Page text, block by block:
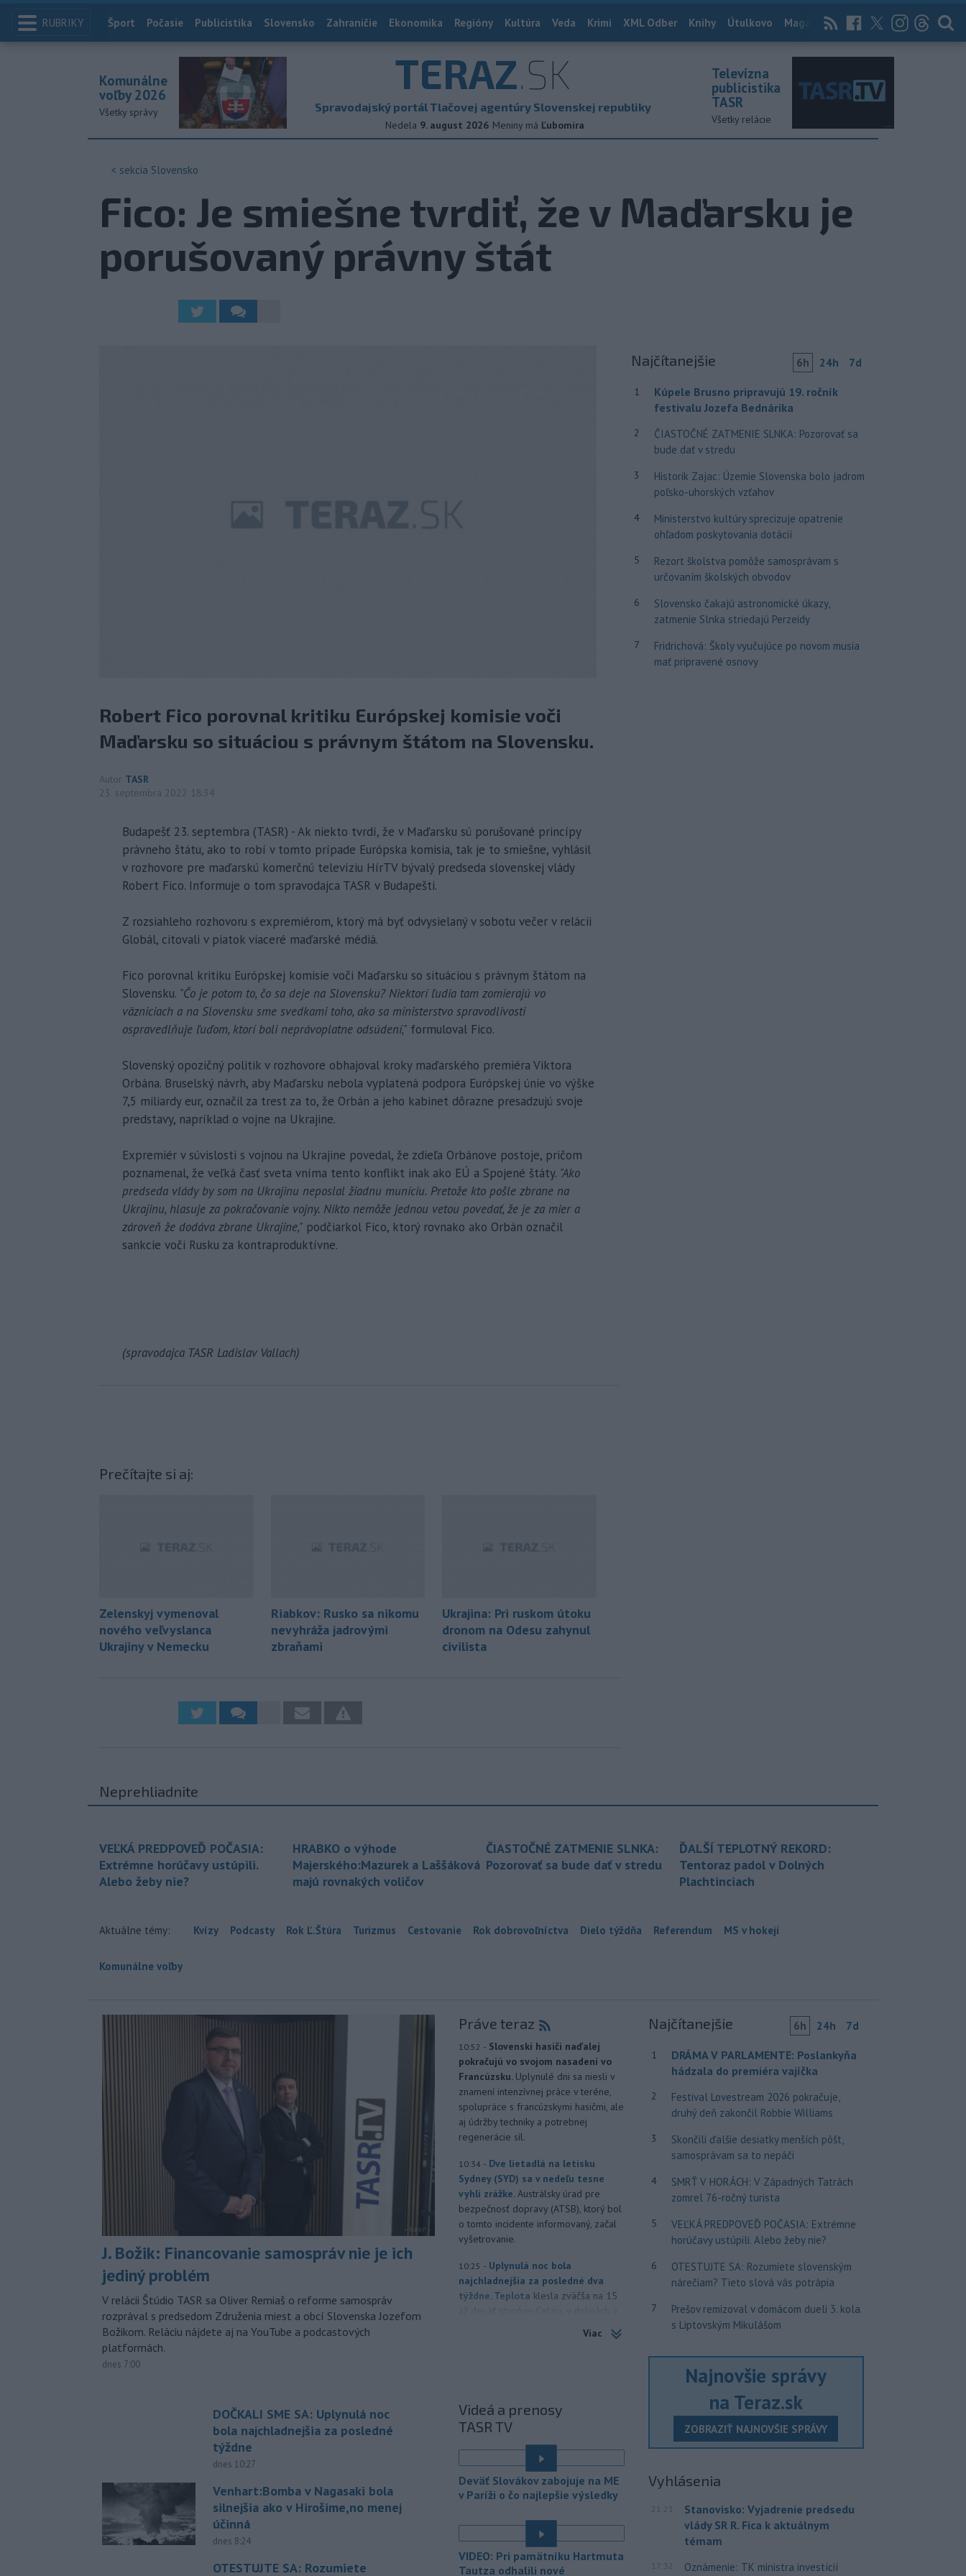
RUBRIKY Index
Šport Počasie Publicistika Slovensko Zahraničie Ekonomika Regióny Kultúra Veda Krimi XML Odber Knihy Útulkovo Magazín News Now Archív
TERAZ.SK
Spravodajský portál Tlačovej agentúry Slovenskej republiky
Nedela 9. august 2026 Meniny má Ľubomíra
Komunálne
voľby 2026
Všetky správy
Televízna
publicistika
TASR
Všetky relácie
< sekcia Slovensko
Fico: Je smiešne tvrdiť, že v Maďarsku je
porušovaný právny štát
Robert Fico porovnal kritiku Európskej komisie voči
Maďarsku so situáciou s právnym štátom na Slovensku.
Autor TASR
23. septembra 2022 18:34
Budapešť 23. septembra (TASR) - Ak niekto tvrdí, že v Maďarsku sú porušované princípy
právneho štátu, ako to robí v tomto prípade Európska komisia, tak je to smiešne, vyhlásil
v rozhovore pre maďarskú komerčnú televíziu HírTV bývalý predseda slovenskej vlády
Robert Fico. Informuje o tom spravodajca TASR v Budapešti.
Z rozsiahleho rozhovoru s expremiérom, ktorý má byť odvysielaný v sobotu večer v relácii
Globál, citovali v piatok viaceré maďarské médiá.
Fico porovnal kritiku Európskej komisie voči Maďarsku so situáciou s právnym štátom na
Slovensku. "Čo je potom to, čo sa deje na Slovensku? Niektorí ľudia tam zomierajú vo
väzniciach a na Slovensku sme svedkami toho, ako sa ministerstvo spravodlivosti
ospravedlňuje ľuďom, ktorí boli neprávoplatne odsúdení," formuloval Fico.
Slovenský opozičný politik v rozhovore obhajoval kroky maďarského premiéra Viktora
Orbána. Bruselský návrh, aby Maďarsku nebola vyplatená podpora Európskej únie vo výške
7,5 miliardy eur, označil za trest za to, že Orbán a jeho kabinet dôrazne presadzujú svoje
predstavy, napríklad o vojne na Ukrajine.
Expremiér v súvislosti s vojnou na Ukrajine povedal, že zdieľa Orbánove postoje, pričom
poznamenal, že veľká časť sveta vníma tento konflikt inak ako EÚ a Spojené štáty. "Ako
predseda vlády by som na Ukrajinu neposlal žiadnu muníciu. Pretože kto pošle zbrane na
Ukrajinu, hlasuje za pokračovanie vojny. Nikto nemôže jednou vetou povedať, že je za mier a
zároveň že dodáva zbrane Ukrajine," podčiarkol Fico, ktorý rovnako ako Orbán označil
sankcie voči Rusku za kontraproduktívne.
(spravodajca TASR Ladislav Vallach)
Prečítajte si aj:
Zelenskyj vymenoval
nového veľvyslanca
Ukrajiny v Nemecku
Riabkov: Rusko sa nikomu
nevyhráža jadrovými
zbraňami
Ukrajina: Pri ruskom útoku
dronom na Odesu zahynul
civilista
Najčítanejšie 6h 24h 7d
1
Kúpele Brusno pripravujú 19. ročník
festivalu Jozefa Bednárika
2
ČIASTOČNÉ ZATMENIE SLNKA: Pozorovať sa
bude dať v stredu
3
Historik Zajac: Územie Slovenska bolo jadrom
poľsko-uhorských vzťahov
4
Ministerstvo kultúry sprecizuje opatrenie
ohľadom poskytovania dotácií
5
Rezort školstva pomôže samosprávam s
určovaním školských obvodov
6
Slovensko čakajú astronomické úkazy,
zatmenie Slnka striedajú Perzeidy
7
Fridrichová: Školy vyučujúce po novom musia
mať pripravené osnovy
Neprehliadnite
VEĽKÁ PREDPOVEĎ POČASIA:
Extrémne horúčavy ustúpili.
Alebo žeby nie?
HRABKO o výhode
Majerského:Mazurek a Laššáková
majú rovnakých voličov
ČIASTOČNÉ ZATMENIE SLNKA:
Pozorovať sa bude dať v stredu
ĎALŠÍ TEPLOTNÝ REKORD:
Tentoraz padol v Dolných
Plachtinciach
Aktuálne témy: Kvízy Podcasty Rok Ľ.Štúra Turizmus Cestovanie Rok dobrovoľníctva Dielo týždňa Referendum MS v hokeji
Komunálne voľby
J. Božik: Financovanie samospráv nie je ich
jediný problém
V relácii Štúdio TASR sa Oliver Remiaš o reforme samospráv
rozprával s predsedom Združenia miest a obcí Slovenska Jozefom
Božikom. Reláciu nájdete aj na YouTube a podcastových
platformách.
dnes 7:00
DOČKALI SME SA: Uplynulá noc
bola najchladnejšia za posledné
týždne
dnes 10:27
Venhart:Bomba v Nagasaki bola
silnejšia ako v Hirošime,no menej
účinná
dnes 8:24
OTESTUJTE SA: Rozumiete
Práve teraz
10:52 - Slovenskí hasiči naďalej
pokračujú vo svojom nasadení vo
Francúzsku. Uplynulé dni sa niesli v
znamení intenzívnej práce v teréne,
spolupráce s francúzskymi hasičmi, ale
aj údržby techniky a potrebnej
regenerácie síl.
10:34 - Dve lietadlá na letisku
Sydney (SYD) sa v nedeľu tesne
vyhli zrážke.Austrálsky úrad pre
bezpečnosť dopravy (ATSB), ktorý bol
o tomto incidente informovaný, začal
vyšetrovanie.
10:25 - Uplynulá noc bola
najchladnejšia za posledné dva
týždne. Teplota klesla zväčša na 15
Slovenský hydrometeorologický ústav
lesných porastov sa v SR dlhodobo
zvyšuje. Plocha lesných porastov sa
od roku 1990 priemerne ročne
zvýšila o 1060 hektárov (ha). Vyplýva
to z tzv. zelenej správy o lesnom
hospodárstve v Slovenskej republike
za rok 2025.
- Jemenskí povstalci húsíovia
v nedeľu oznámili, že zaútočili na
ropnúrafinériu Aramco v Saudskej
Viac
Videá a prenosy
TASR TV
Deväť Slovákov zabojuje na ME
v Paríži o čo najlepšie výsledky
VIDEO: Pri pamätníku Hartmuta
Tautza odhalili nové
Najčítanejšie 6h 24h 7d
1
DRÁMA V PARLAMENTE: Poslankyňa
hádzala do premiéra vajíčka
2
Festival Lovestream 2026 pokračuje,
druhý deň zakončil Robbie Williams
3
Skončili ďalšie desiatky menších pôšt,
samosprávam sa to nepáči
4
SMRŤ V HORÁCH: V Západných Tatrách
zomrel 76-ročný turista
5
VEĽKÁ PREDPOVEĎ POČASIA: Extrémne
horúčavy ustúpili. Alebo žeby nie?
6
OTESTUJTE SA: Rozumiete slovenským
nárečiam? Tieto slová vás potrápia
7
Prešov remizoval v domácom dueli 3. kola
s Liptovským Mikulášom
Najnovšie správy
na Teraz.sk
ZOBRAZIŤ NAJNOVŠIE SPRÁVY
Vyhlásenia
21:21
Stanovisko: Vyjadrenie predsedu
vlády SR R. Fica k aktuálnym
témam
17:32
Oznámenie: TK ministra investícií